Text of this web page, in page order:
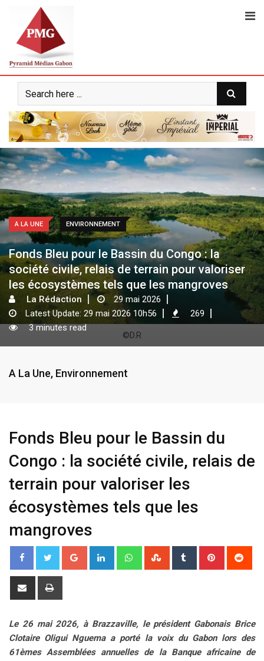
o
e
n
t
A LA UNE ENVIRONNEMENT
Fonds Bleu pour le Bassin du Congo : la
société civile, relais de terrain pour valoriser
les écosystèmes tels que les mangroves
La Rédaction
29 mai 2026
Latest Update: 29 mai 2026 10h56
269
3 minutes read
©D.R
A La Une, Environnement
Fonds Bleu pour le Bassin du
Congo : la société civile, relais de
terrain pour valoriser les
écosystèmes tels que les
mangroves
o
e
+
i
d
I
n
h
a
p
t
l
e
U
u
r
i
r
e
s
e
t
h
e
v
r
n
t
Le 26 mai 2026, à Brazzaville, le président Gabonais Brice
Clotaire Oligui Nguema a porté la voix du Gabon lors des
61èmes Assemblées annuelles de la Banque africaine de